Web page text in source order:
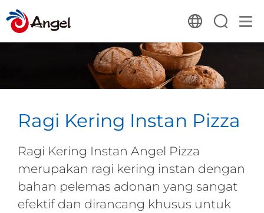
Ragi Kering Instan Pizza
Ragi Kering Instan Angel Pizza
merupakan ragi kering instan dengan
bahan pelemas adonan yang sangat
efektif dan dirancang khusus untuk